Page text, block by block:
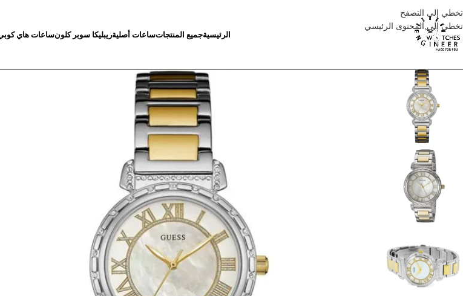
تخطي إلى التصفح
تخطي إلى المحتوى الرئيسي
الرئيسيةجميع المنتجاتساعات أصليةريبليكا سوبر كلونساعات هاي